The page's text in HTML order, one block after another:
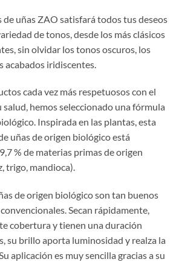
de uñas ZAO satisfará todos tus deseos
de tonos, desde los más clásicos
sin olvidar los tonos oscuros, los
acabados iridiscentes.
cada vez más respetuosos con el
hemos seleccionado una fórmula
Inspirada en las plantas, esta
uñas de origen biológico está
% de materias primas de origen
trigo, mandioca).
de origen biológico son tan buenos
Secan rápidamente,
cobertura y tienen una duración
su brillo aporta luminosidad y realza la
aplicación es muy sencilla gracias a su